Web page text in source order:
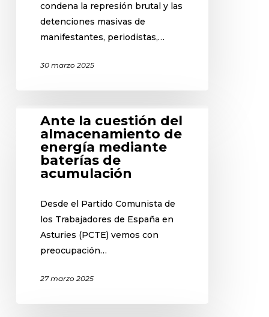
condena la represión brutal y las
detenciones masivas de
manifestantes, periodistas,…
30 marzo 2025
Ante la cuestión del
almacenamiento de
energía mediante
baterías de
acumulación
Desde el Partido Comunista de
los Trabajadores de España en
Asturies (PCTE) vemos con
preocupación…
27 marzo 2025